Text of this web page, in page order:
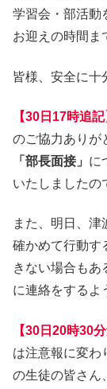
学習会・部活動
お迎えの時間ま
皆様、安全に十
【30日17時追記
のご協力ありが
「部長面接」 に
いたしましたの
また、明日、
確かめて行動す
きない場合もあ
に連絡をするよ
【30日20時30分
は注意報に変わ
の生徒の皆さん